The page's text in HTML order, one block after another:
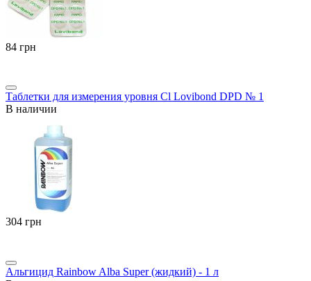
‍84‍ грн
Таблетки для измерения уровня Cl Lovibond DPD № 1
В наличии
‍304‍ грн
Альгицид Rainbow Alba Super (жидкий) - 1 л